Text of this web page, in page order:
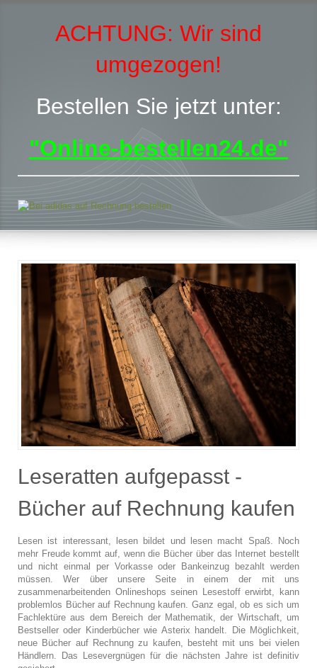
ACHTUNG: Wir sind
umgezogen!
Bestellen Sie jetzt unter:
"Online-bestellen24.de"
Leseratten aufgepasst -
Bücher auf Rechnung kaufen
Lesen ist interessant, lesen bildet und lesen macht Spaß. Noch
mehr Freude kommt auf, wenn die Bücher über das Internet bestellt
und nicht einmal per Vorkasse oder Bankeinzug bezahlt werden
müssen. Wer über unsere Seite in einem der mit uns
zusammenarbeitenden Onlineshops seinen Lesestoff erwirbt, kann
problemlos Bücher auf Rechnung kaufen. Ganz egal, ob es sich um
Fachlektüre aus dem Bereich der Mathematik, der Wirtschaft, um
Bestseller oder Kinderbücher wie Asterix handelt. Die Möglichkeit,
neue Bücher auf Rechnung zu kaufen, besteht mit uns bei vielen
Händlern. Das Lesevergnügen für die nächsten Jahre ist definitiv